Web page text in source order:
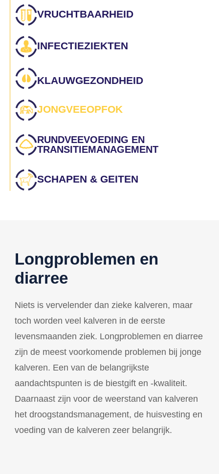
VRUCHTBAARHEID
INFECTIEZIEKTEN
KLAUWGEZONDHEID
JONGVEEOPFOK
RUNDVEEVOEDING EN
TRANSITIEMANAGEMENT
SCHAPEN & GEITEN
Longproblemen en
diarree
Niets is vervelender dan zieke kalveren, maar
toch worden veel kalveren in de eerste
levensmaanden ziek. Longproblemen en diarree
zijn de meest voorkomende problemen bij jonge
kalveren. Een van de belangrijkste
aandachtspunten is de biestgift en -kwaliteit.
Daarnaast zijn voor de weerstand van kalveren
het droogstandsmanagement, de huisvesting en
voeding van de kalveren zeer belangrijk.